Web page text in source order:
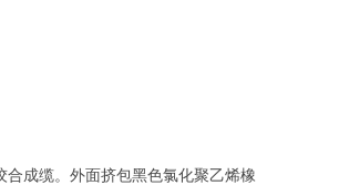
成缆。外面挤包黑色氯化聚乙烯橡